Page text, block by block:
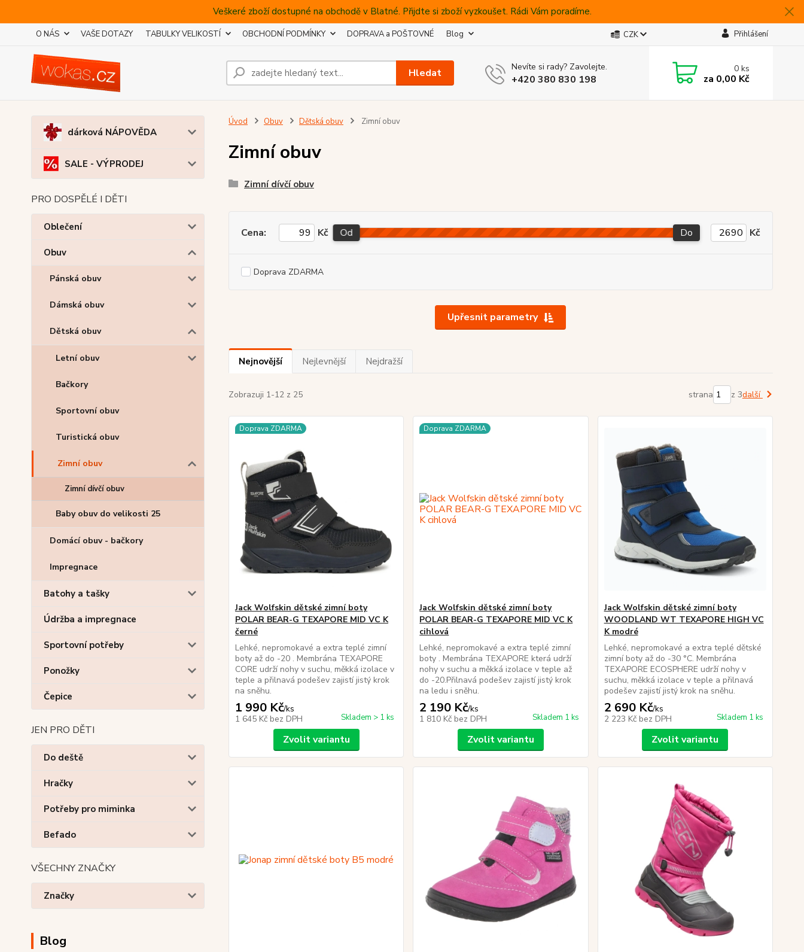
Veškeré zboží dostupné na obchodě v Blatné. Přijdte si zboží vyzkoušet. Rádi Vám poradíme.
O NÁS VAŠE DOTAZY TABULKY VELIKOSTÍ OBCHODNÍ PODMÍNKY DOPRAVA a POŠTOVNÉ Blog CZK Přihlášení
Hledat Nevíte si rady? Zavolejte.
+420 380 830 198
0ks
za 0,00 Kč
dárková NÁPOVĚDA
SALE - VÝPRODEJ
PRO DOSPĚLÉ I DĚTI
Oblečení
Obuv
Pánská obuv
Dámská obuv
Dětská obuv
Letní obuv
Bačkory
Sportovní obuv
Turistická obuv
Zimní obuv
Zimní dívčí obuv
Baby obuv do velikosti 25
Domácí obuv - bačkory
Impregnace
Batohy a tašky
Údržba a impregnace
Sportovní potřeby
Ponožky
Čepice
JEN PRO DĚTI
Do deště
Hračky
Potřeby pro miminka
Befado
VŠECHNY ZNAČKY
Značky
Blog
Úvod Obuv Dětská obuv Zimní obuv
Zimní obuv
Zimní dívčí obuv
Upřesnit parametry
Cena: Kč Od Do Kč
Doprava ZDARMA
Nejnovější Nejlevnější Nejdražší
Zobrazuji 1-12 z 25 strana z 3další
Doprava ZDARMA
Jack Wolfskin dětské zimní boty
POLAR BEAR-G TEXAPORE MID VC K
černé
Lehké, nepromokavé a extra teplé zimní
boty až do -20 . Membrána TEXAPORE
CORE udrží nohy v suchu, měkká izolace v
teple a přilnavá podešev zajistí jistý krok
na sněhu.
1 990 Kč/ks
1 645 Kč bez DPH Skladem > 1 ks
Zvolit variantu
Doprava ZDARMA
Jack Wolfskin dětské zimní boty
POLAR BEAR-G TEXAPORE MID VC K
cihlová
Lehké, nepromokavé a extra teplé zimní
boty . Membrána TEXAPORE která udrží
nohy v suchu a měkká izolace v teple až
do -20.Přilnavá podešev zajistí jistý krok
na ledu i sněhu.
2 190 Kč/ks
1 810 Kč bez DPH Skladem 1 ks
Zvolit variantu
Jack Wolfskin dětské zimní boty
WOODLAND WT TEXAPORE HIGH VC
K modré
Lehké, nepromokavé a extra teplé dětské
zimní boty až do -30 °C. Membrána
TEXAPORE ECOSPHERE udrží nohy v
suchu, měkká izolace v teple a přilnavá
podešev zajistí jistý krok na sněhu.
2 690 Kč/ks
2 223 Kč bez DPH Skladem 1 ks
Zvolit variantu